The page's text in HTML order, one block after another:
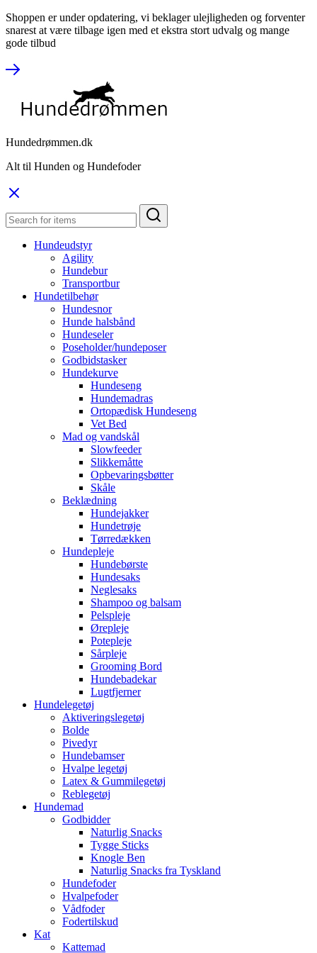
Shoppen er under opdatering, vi beklager ulejligheden og forventer
snarest at være tilbage igen med et ekstra stort udvalg og mange
gode tilbud
Hundedrømmen.dk
Alt til Hunden og Hundefoder
Hundeudstyr
Agility
Hundebur
Transportbur
Hundetilbehør
Hundesnor
Hunde halsbånd
Hundeseler
Poseholder/hundeposer
Godbidstasker
Hundekurve
Hundeseng
Hundemadras
Ortopædisk Hundeseng
Vet Bed
Mad og vandskål
Slowfeeder
Slikkemåtte
Opbevaringsbøtter
Skåle
Beklædning
Hundejakker
Hundetrøje
Tørredækken
Hundepleje
Hundebørste
Hundesaks
Neglesaks
Shampoo og balsam
Pelspleje
Ørepleje
Potepleje
Sårpleje
Grooming Bord
Hundebadekar
Lugtfjerner
Hundelegetøj
Aktiveringslegetøj
Bolde
Pivedyr
Hundebamser
Hvalpe legetøj
Latex & Gummilegetøj
Reblegetøj
Hundemad
Godbidder
Naturlig Snacks
Tygge Sticks
Knogle Ben
Naturlig Snacks fra Tyskland
Hundefoder
Hvalpefoder
Vådfoder
Fodertilskud
Kat
Kattemad